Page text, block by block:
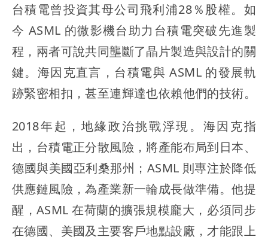
台積電曾投資其母公司飛利浦28％股權。如
今 ASML 的微影機台助力台積電突破先進製
程，兩者可說共同壟斷了晶片製造與設計的關
鍵。海因克直言，台積電與 ASML 的發展軌
跡緊密相扣，甚至連輝達也依賴他們的技術。
2018年起，地緣政治挑戰浮現。海因克指
出，台積電正分散風險，將產能布局到日本、
德國與美國亞利桑那州；ASML 則專注於降低
供應鏈風險，為產業新一輪成長做準備。他提
醒，ASML 在荷蘭的擴張規模龐大，必須同步
在德國、美國及主要客戶地點設廠，才能跟上